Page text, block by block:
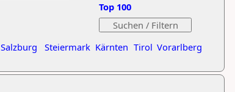
Salzburg Steiermark Kärnten Tirol Vorarlberg
Top 100